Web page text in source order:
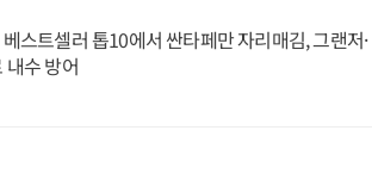
스트셀러 톱10에서 싼타페만 자리매김, 그랜저·
내수 방어